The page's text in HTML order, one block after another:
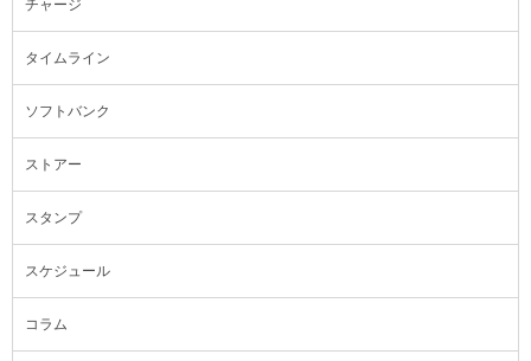
チャージ
タイムライン
ソフトバンク
ストアー
スタンプ
スケジュール
コラム